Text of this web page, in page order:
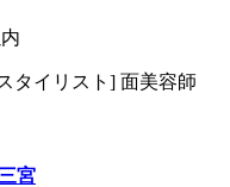
タイリスト] 面美容師
宮